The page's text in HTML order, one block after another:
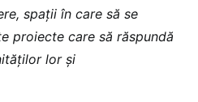
spații în care să se
proiecte care să răspundă
lor și